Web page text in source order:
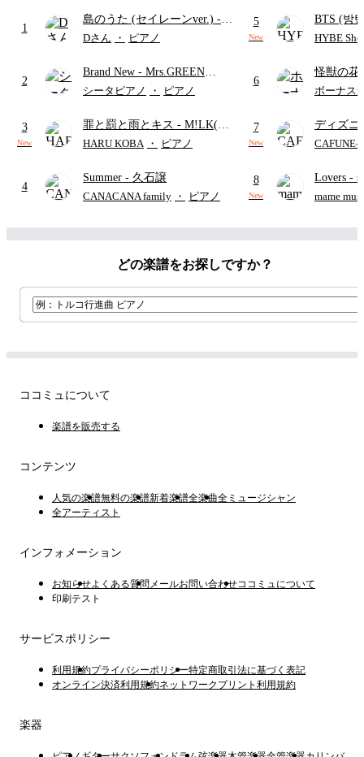
1
島のうた (セイレーンver.) -
セイレーン(CV.鈴木みのり)
ード・ペダル付き/『映画ちい
かわ 人魚の島のひみつ』よ
Dさん ・ ピアノ
2
Brand New - Mrs.GREEN
APPLE
シータピアノ ・ ピアノ
3
New
罪と罰と雨とキス - M!LK(佐
野勇斗&吉田仁人)
HARU KOBA ・ ピアノ
4
Summer - 久石譲
CANACANA family ・ ピアノ
5
New
BTS (방
HYBE
6
怪獣の
ードパー
ボーナス
7
New
ディズ
レー-
ード有)
CAFUNE-
8
New
Lovers -
ト)
mame
どの楽譜をお探しですか？
ココミュについて
楽譜を販売する
コンテンツ
人気の楽譜無料の楽譜新着楽譜全楽曲全ミュージシャン
全アーティスト
インフォメーション
お知らせよくある質問 メールお問い合わせココミュについて
印刷テスト
サービスポリシー
利用規約プライバシーポリシー特定商取引法に基づく表記
オンライン決済利用規約ネットワークプリント利用規約
楽器